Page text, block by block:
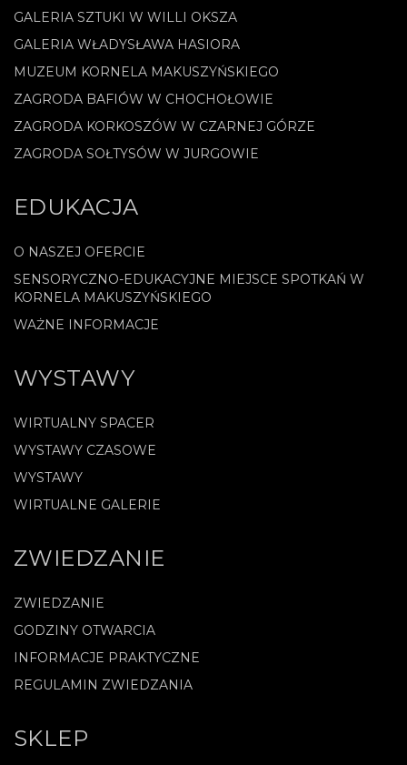
GALERIA SZTUKI W WILLI OKSZA
GALERIA WŁADYSŁAWA HASIORA
MUZEUM KORNELA MAKUSZYŃSKIEGO
ZAGRODA BAFIÓW W CHOCHOŁOWIE
ZAGRODA KORKOSZÓW W CZARNEJ GÓRZE
ZAGRODA SOŁTYSÓW W JURGOWIE
EDUKACJA
O NASZEJ OFERCIE
SENSORYCZNO-EDUKACYJNE MIEJSCE SPOTKAŃ W
KORNELA MAKUSZYŃSKIEGO
WAŻNE INFORMACJE
WYSTAWY
WIRTUALNY SPACER
WYSTAWY CZASOWE
WYSTAWY
WIRTUALNE GALERIE
ZWIEDZANIE
ZWIEDZANIE
GODZINY OTWARCIA
INFORMACJE PRAKTYCZNE
REGULAMIN ZWIEDZANIA
SKLEP